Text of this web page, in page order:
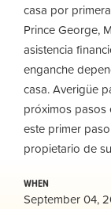
casa por
Prince George,
asistencia
enganche
casa. Averigüe
próximos pasos
este primer
propietario de
WHEN
September 04,